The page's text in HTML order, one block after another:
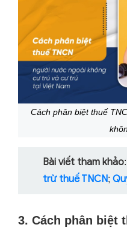
Cách phân biệt thuế
Bài viết tham khảo:
trừ thuế TNCN;
3. Cách phân biệt